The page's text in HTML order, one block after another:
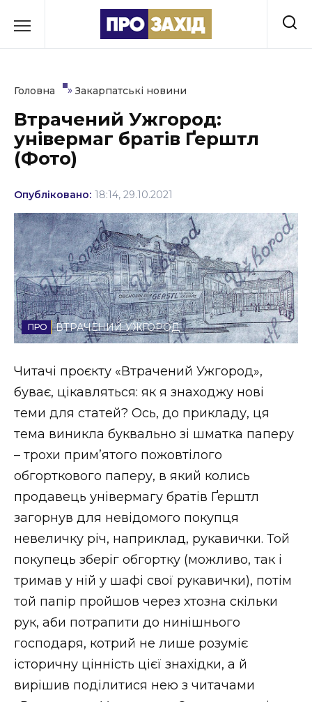
до
Культура
Освіта
Події
Політика
Соціум
Спорт
Стиль життя
Втрачений Ужгород (відеоверсія)
ЗАКАРПАТСЬКІ НОВИНИ
НОВИНИ ЗАХІДНОЇ УКРАЇНИ
ФОТО
ВІДЕО
Головна » Закарпатські новини
Втрачений Ужгород:
універмаг братів Ґерштл
(Фото)
Опубліковано: 18:14, 29.10.2021
ВТРАЧЕНИЙ УЖГОРОД
Читачі проєкту «Втрачений Ужгород»,
буває, цікавляться: як я знаходжу нові
теми для статей? Ось, до прикладу, ця
тема виникла буквально зі шматка паперу
– трохи прим’ятого пожовтілого
обгорткового паперу, в який колись
продавець універмагу братів Ґерштл
загорнув для невідомого покупця
невеличку річ, наприклад, рукавички. Той
покупець зберіг обгортку (можливо, так і
тримав у ній у шафі свої рукавички), потім
той папір пройшов через хтозна скільки
рук, аби потрапити до нинішнього
господаря, котрий не лише розуміє
історичну цінність цієї знахідки, а й
вирішив поділитися нею з читачами